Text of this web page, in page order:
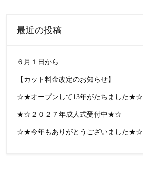
最近の投稿
６月１日から
【カット料金改定のお知らせ】
☆★オープンして13年がたちました★☆
★☆２０２７年成人式受付中★☆
☆★今年もありがとうございました★☆